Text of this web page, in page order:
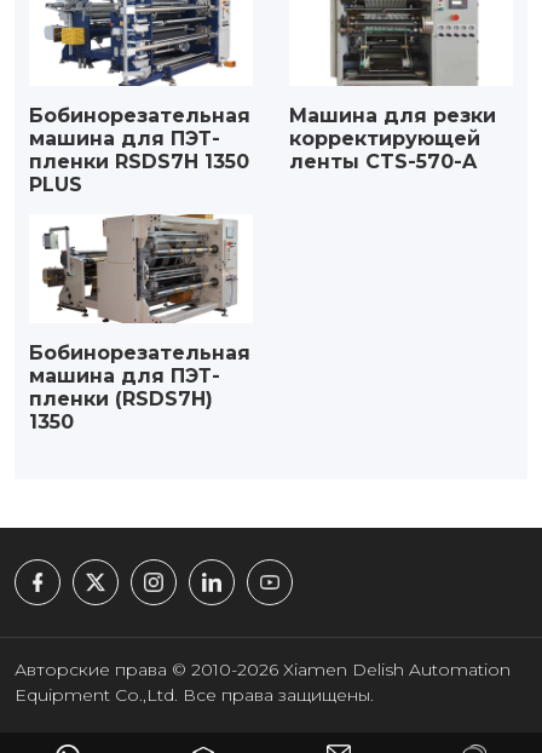
Бобинорезательная
машина для ПЭТ-
пленки RSDS7H 1350
PLUS
Машина для резки
корректирующей
ленты CTS-570-A
Бобинорезательная
машина для ПЭТ-
пленки (RSDS7H)
1350
Авторские права © 2010-2026 Xiamen Delish Automation
Equipment Co.,Ltd. Все права защищены.